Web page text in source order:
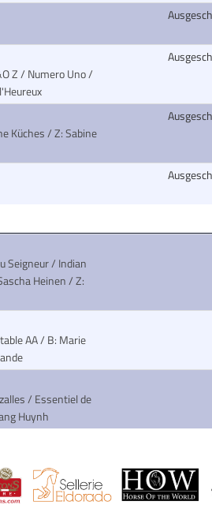
Z / Numero Uno/
Küches / Z: Sabine
Seigneur / Indian
Heinen / Z:
AA/ B: Marie
/ Essentiel de
Huynh